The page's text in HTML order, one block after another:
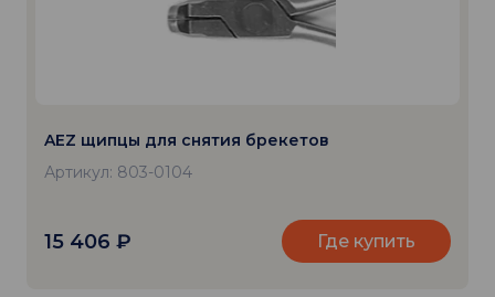
AEZ щипцы для снятия брекетов
Артикул: 803-0104
15 406 ₽ Где купить